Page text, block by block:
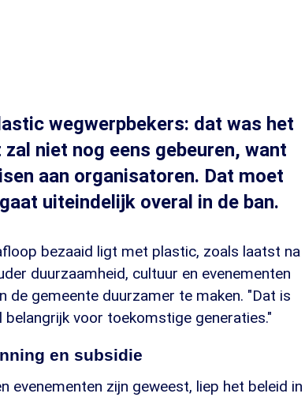
wegwerpbekers: dat was het
niet nog eens gebeuren, want
aan organisatoren. Dat moet
uiteindelijk overal in de ban.
bezaaid ligt met plastic, zoals laatst na
duurzaamheid, cultuur en evenementen
de gemeente duurzamer te maken. "Dat is
voor toekomstige generaties."
en subsidie
evenementen zijn geweest, liep het beleid in